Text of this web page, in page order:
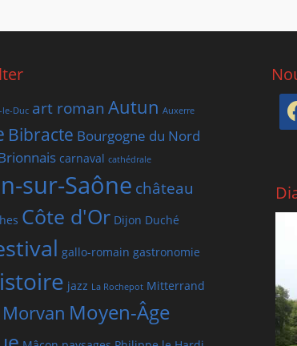
le-Duc art roman Autun Auxerre
Bibracte Bourgogne du Nord
carnaval cathédrale
sur-Saône château
Côte d'Or Dijon Duché
gallo-romain gastronomie
jazz La Rochepot Mitterrand
Morvan Moyen-Âge